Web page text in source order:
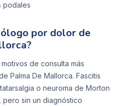
podales
por dolor de
de consulta más
Palma De Mallorca. Fascitis
o neuroma de Morton
pero sin un diagnóstico